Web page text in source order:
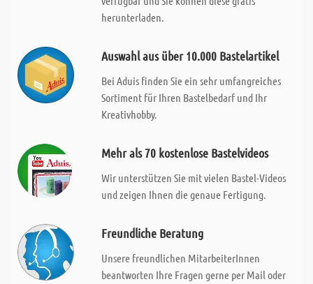
herunterladen.
Auswahl aus über 10.000 Bastelartikel
Bei Aduis finden Sie ein sehr umfangreiches
Sortiment für Ihren Bastelbedarf und Ihr
Kreativhobby.
Mehr als 70 kostenlose Bastelvideos
Wir unterstützen Sie mit vielen Bastel-Videos
und zeigen Ihnen die genaue Fertigung.
Freundliche Beratung
Unsere freundlichen MitarbeiterInnen
beantworten Ihre Fragen gerne per Mail oder